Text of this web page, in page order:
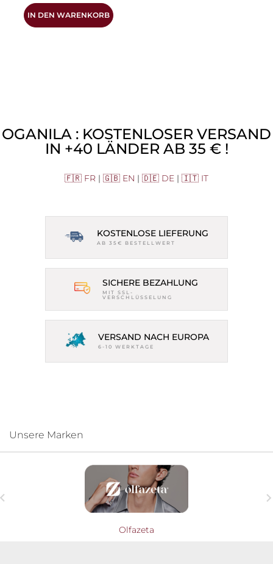
IN DEN WARENKORB
OGANILA : KOSTENLOSER VERSAND
IN +40 LÄNDER AB 35 € !
🇫🇷 FR | 🇬🇧 EN | 🇩🇪 DE | 🇮🇹 IT
KOSTENLOSE LIEFERUNG
AB 35€ BESTELLWERT
SICHERE BEZAHLUNG
MIT SSL-
VERSCHLÜSSELUNG
VERSAND NACH EUROPA
6-10 WERKTAGE
Unsere Marken
Olfazeta